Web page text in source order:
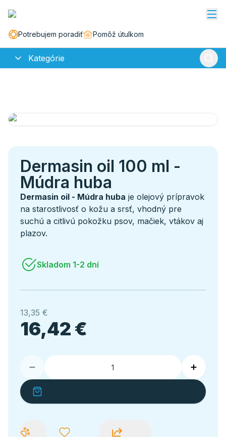
Potrebujem poradiť Pomôž útulkom
Kategórie
Dermasin oil 100 ml -
Múdra huba
Dermasin oil - Múdra huba je olejový prípravok
na starostlivosť o kožu a srsť, vhodný pre
suchú a citlivú pokožku psov, mačiek, vtákov aj
plazov.
Skladom 1-2 dní
13,35 €
16,42 €